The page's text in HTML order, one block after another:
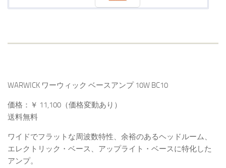
WARWICK ワーウィック ベースアンプ 10W BC10
価格：￥ 11,100（価格変動あり）
送料無料
ワイドでフラットな周波数特性、余裕のあるヘッドルーム、
エレクトリック・ベース、アップライト・ベースに特化した
アンプ。